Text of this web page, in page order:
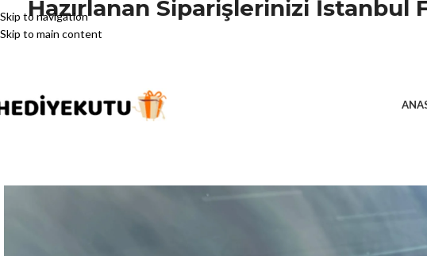
Skip to navigation
Skip to main content
Hazırlanan Siparişlerinizi İstanbul